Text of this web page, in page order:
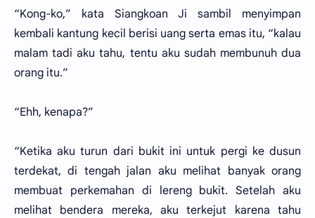
“Kong-ko,” kata Siangkoan Ji sambil menyimpan
kembali kantung kecil berisi uang serta emas itu, “kalau
malam tadi aku tahu, tentu aku sudah membunuh dua
orang itu.”
“Ehh, kenapa?”
“Ketika aku turun dari bukit ini untuk pergi ke dusun
terdekat, di tengah jalan aku melihat banyak orang
membuat perkemahan di lereng bukit. Setelah aku
melihat bendera mereka, aku terkejut karena tahu